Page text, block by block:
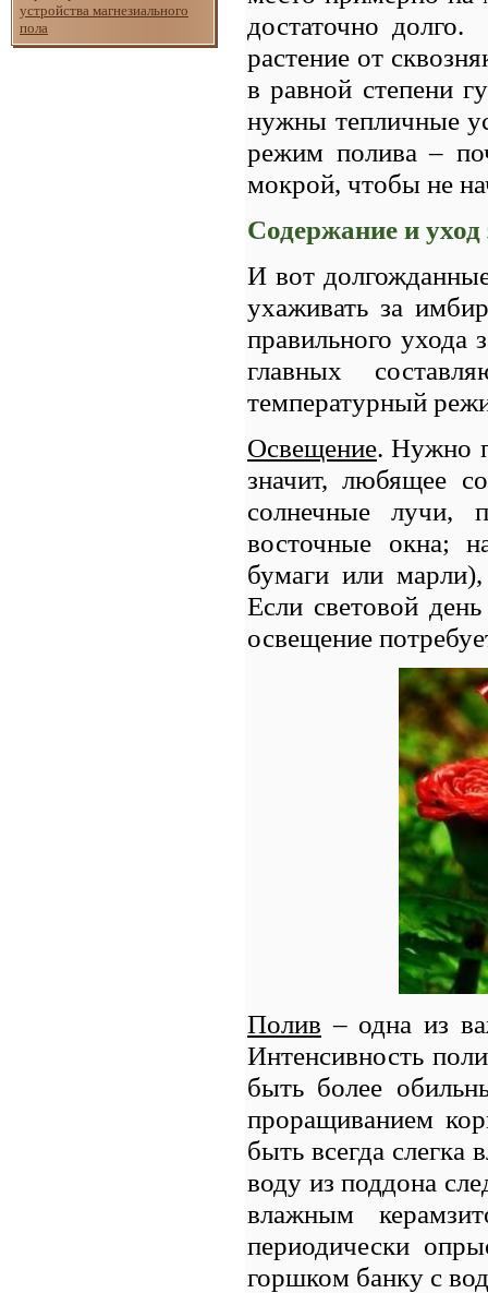
устройства магнезиального
пола
достаточно
растение от
в равной степени
нужны тепличные
режим полива –
мокрой, чтобы не
Содержание и
И вот
ухаживать за
правильного ухода
главных
температурный
Освещение. Нужно
значит, любящее
солнечные лучи,
восточные окна;
бумаги или
Если световой
освещение
Полив – одна из
Интенсивность
быть более
проращиванием
быть всегда
воду из поддона
влажным
периодически
горшком банку с